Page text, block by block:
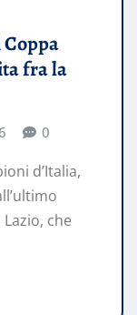
fra la
0
d’Italia,
che